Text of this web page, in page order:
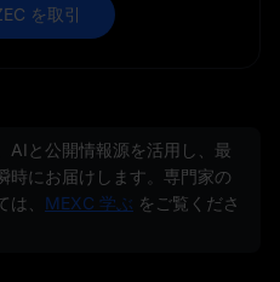
を取引
AIと公開情報源を活用し、最
時にお届けします。専門家の
、 MEXC 学ぶ をご覧くださ